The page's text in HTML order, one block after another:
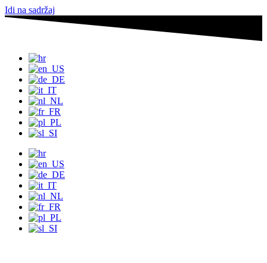
Idi na sadržaj